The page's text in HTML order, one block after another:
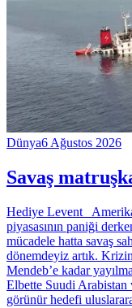
Dünya6 Ağustos 2026
Savaş
Hediye Levent
piyasasının paniği
mücadele hatta savaş
dönemdeyiz artık.
Mendeb’e kadar
Elbette Suudi Arabistan
görünür hedefi